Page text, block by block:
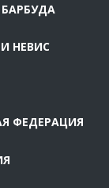
НЕВИС
ФЕДЕРАЦИЯ